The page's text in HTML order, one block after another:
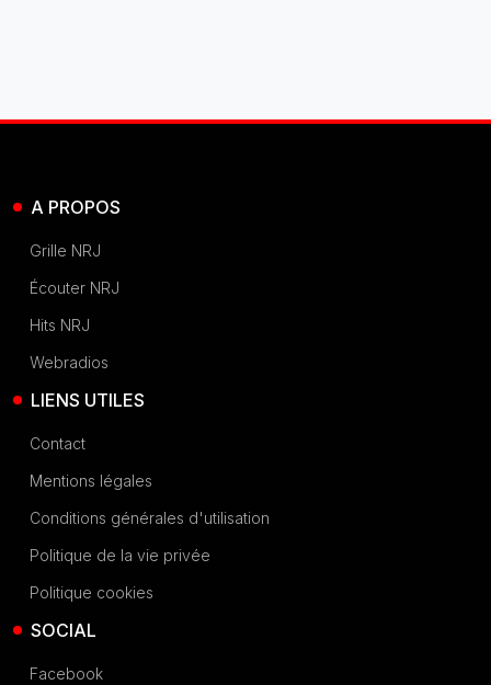
A PROPOS
Grille NRJ
Écouter NRJ
Hits NRJ
Webradios
LIENS UTILES
Contact
Mentions légales
Conditions générales d'utilisation
Politique de la vie privée
Politique cookies
SOCIAL
Facebook